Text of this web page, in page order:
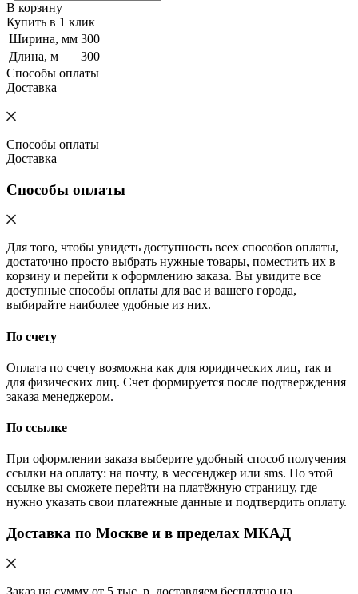
В корзину
Купить в 1 клик
Ширина, мм 300
Длина, м
300
Способы оплаты
Доставка
Способы оплаты
Доставка
Способы оплаты
Для того, чтобы увидеть доступность всех способов оплаты,
достаточно просто выбрать нужные товары, поместить их в
корзину и перейти к оформлению заказа. Вы увидите все
доступные способы оплаты для вас и вашего города,
выбирайте наиболее удобные из них.
По счету
Оплата по счету возможна как для юридических лиц, так и
для физических лиц. Счет формируется после подтверждения
заказа менеджером.
По ссылке
При оформлении заказа выберите удобный способ получения
ссылки на оплату: на почту, в мессенджер или sms. По этой
ссылке вы сможете перейти на платёжную страницу, где
нужно указать свои платежные данные и подтвердить оплату.
Доставка по Москве и в пределах МКАД
Заказ на сумму от 5 тыс. р. доставляем бесплатно на